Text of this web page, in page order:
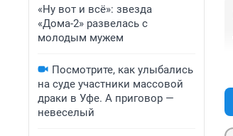
«Ну вот и всё»: звезда
«Дома-2» развелась с
молодым мужем
Посмотрите, как улыбались
на суде участники массовой
драки в Уфе. А приговор —
невеселый